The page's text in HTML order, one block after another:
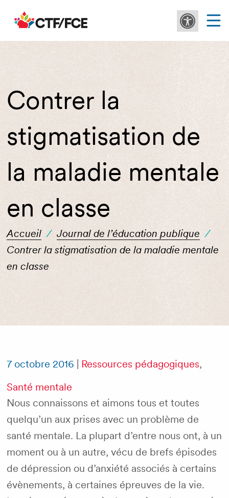
Contrer la
stigmatisation de
la maladie mentale
en classe
Accueil / Journal de l’éducation publique /
Contrer la stigmatisation de la maladie mentale
en classe
7 octobre 2016 Ressources pédagogiques,
Santé mentale
Nous connaissons et aimons tous et toutes
quelqu’un aux prises avec un problème de
santé mentale. La plupart d’entre nous ont, à un
moment ou à un autre, vécu de brefs épisodes
de dépression ou d’anxiété associés à certains
évènements, à certaines épreuves de la vie.